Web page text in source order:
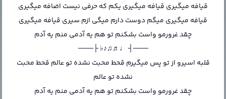
قیافه میگیری قیافه میگیری یکم که حرفی نیست اضافه میگیری
قیافه میگیری میگم دوست دارم میگی ازم سیری قیافه میگیری
چقد غرورمو واست بشکنم تو هم یه آدمی منم یه آدم
───┤ ♩♬♫♪♭ ├───
قلبه اسیرو از تو پس میگیرم قحط محبت نشده تو عالم قحط محبت
نشده تو عالم
چقد غرورمو واست بشکنم تو هم یه آدمی منم یه آدم